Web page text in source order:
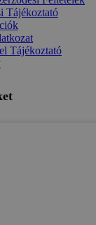
Tájékoztató
Tájékoztató